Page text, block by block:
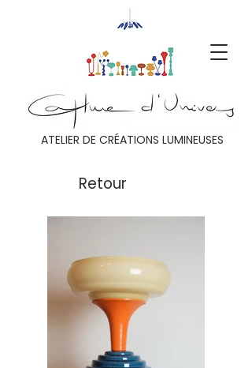
ATELIER DE CRÉATIONS LUMINEUSES
Retour